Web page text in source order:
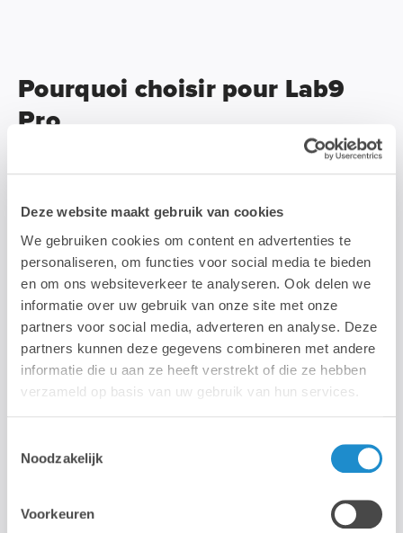
Deze website maakt gebruik van cookies
We gebruiken cookies om content en advertenties te
personaliseren, om functies voor social media te bieden
en om ons websiteverkeer te analyseren. Ook delen we
informatie over uw gebruik van onze site met onze
partners voor social media, adverteren en analyse. Deze
partners kunnen deze gegevens combineren met andere
informatie die u aan ze heeft verstrekt of die ze hebben
verzameld op basis van uw gebruik van hun services.
Noodzakelijk
Voorkeuren
Pourquoi choisir pour Lab9
Pro
Vous souhaitez créer une impression nécrologique qui
aident à publier des images de manière professionnelle, à
créer des nécrologies et à utiliser des outils d'intelligence
artificielle tels qu'Adobe Firefly. Choisissez une formation
calendaire ou un cours sur mesure.
Formations sur mesure ou sur calendrier
Apprenez à travailler efficacement avec les logiciels
Adobe dans le cadre d'une formation qui vous convient.
Des explications claires, sans jargon technique, pour une
Nous vous guidons dans le choix des logiciels et du